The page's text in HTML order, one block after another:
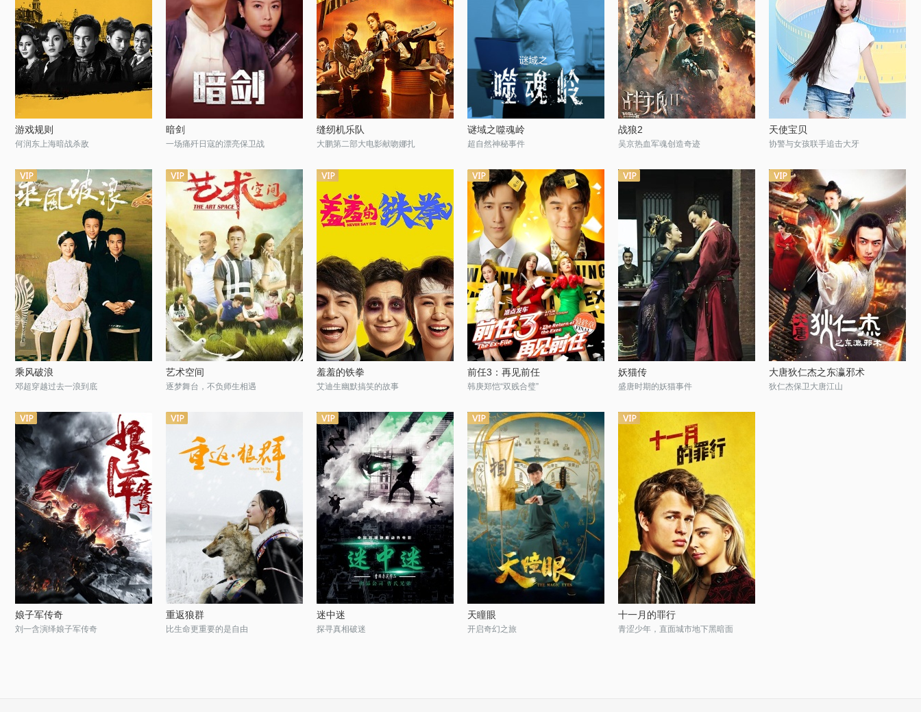
游戏规则
何润东上海暗战杀敌
暗剑
一场痛歼日寇的漂亮保卫战
缝纫机乐队
大鹏第二部大电影献吻娜扎
谜域之噬魂岭
超自然神秘事件
战狼2
吴京热血军魂创造奇迹
天使宝贝
协警与女孩联手追击大牙
乘风破浪
邓超穿越过去一浪到底
艺术空间
逐梦舞台，不负师生相遇
羞羞的铁拳
艾迪生幽默搞笑的故事
前任3：再见前任
韩庚郑恺“双贱合璧”
妖猫传
盛唐时期的妖猫事件
大唐狄仁杰之东瀛邪术
狄仁杰保卫大唐江山
娘子军传奇
刘一含演绎娘子军传奇
重返狼群
比生命更重要的是自由
迷中迷
探寻真相破迷
天瞳眼
开启奇幻之旅
十一月的罪行
青涩少年，直面城市地下黑暗面